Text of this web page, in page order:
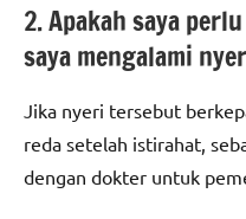
2. Apakah saya
saya mengalami
Jika nyeri tersebut
reda setelah istirahat,
dengan dokter untuk